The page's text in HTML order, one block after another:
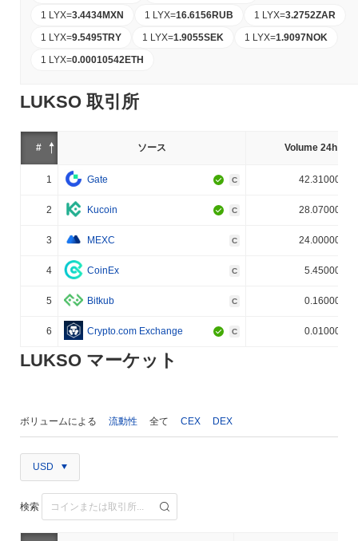
1 LYX=3.4434MXN 1 LYX=16.6156RUB 1 LYX=3.2752ZAR
1 LYX=9.5495TRY 1 LYX=1.9055SEK 1 LYX=1.9097NOK
1 LYX=0.00010542ETH
LUKSO 取引所
# ソース Volume 24h (%)
1 Gate C 42.310000%
2 Kucoin C 28.070000%
3 MEXC C 24.000000%
4 CoinEx C 5.450000%
5 Bitkub C 0.160000%
6 Crypto.com Exchange C 0.010000%
LUKSO マーケット
ボリュームによる 流動性 全て CEX DEX
USD
検索